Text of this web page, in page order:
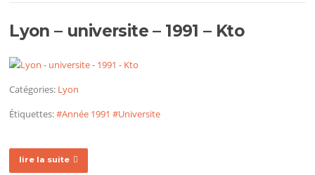
Lyon – universite – 1991 – Kto
Catégories: Lyon
Étiquettes:#Année 1991 #Universite
lire la suite